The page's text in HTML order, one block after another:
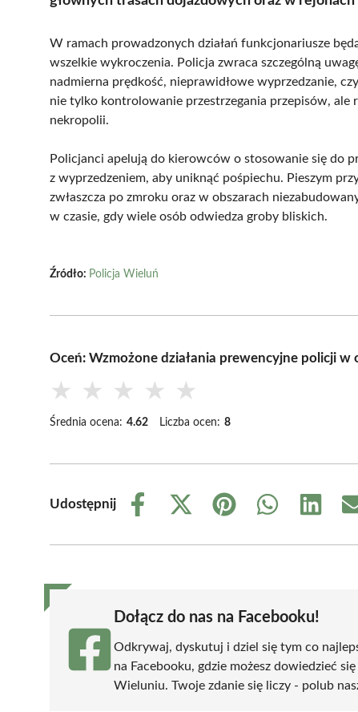
W ramach prowadzonych działań funkcjonariusze
wszelkie wykroczenia. Policja zwraca szczególną
nadmierna prędkość, nieprawidłowe wyprzedzanie,
nie tylko kontrolowanie przestrzegania przepisów, ale
nekropolii.
Policjanci apelują do kierowców o stosowanie się do
z wyprzedzeniem, aby uniknąć pośpiechu. Pieszym
zwłaszcza po zmroku oraz w obszarach
w czasie, gdy wiele osób odwiedza groby bliskich.
Źródło: Policja Wieluń
Oceń: Wzmożone działania prewencyjne policji w
★ ★ ★ ★ ★
Średnia ocena: 4.62 Liczba ocen: 8
Udostępnij
Share
Share
(Twitter)
Share
Share
Share
Dołącz do nas na Facebooku!
Odkrywaj, dyskutuj i dziel się tym co
na Facebooku, gdzie możesz dowiedzieć
Wieluniu. Twoje zdanie się liczy - polub